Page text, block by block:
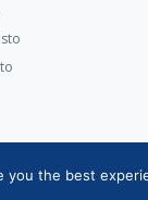
|you the best